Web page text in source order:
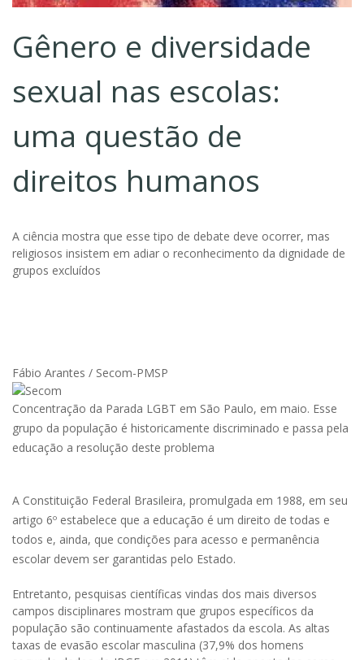
Gênero e diversidade
sexual nas escolas:
uma questão de
direitos humanos
A ciência mostra que esse tipo de debate deve ocorrer, mas
religiosos insistem em adiar o reconhecimento da dignidade de
grupos excluídos
Fábio Arantes / Secom-PMSP
Concentração da Parada LGBT em São Paulo, em maio. Esse
grupo da população é historicamente discriminado e passa pela
educação a resolução deste problema
A Constituição Federal Brasileira, promulgada em 1988, em seu
artigo 6º estabelece que a educação é um direito de todas e
todos e, ainda, que condições para acesso e permanência
escolar devem ser garantidas pelo Estado.
Entretanto, pesquisas científicas vindas dos mais diversos
campos disciplinares mostram que grupos específicos da
população são continuamente afastados da escola. As altas
taxas de evasão escolar masculina (37,9% dos homens